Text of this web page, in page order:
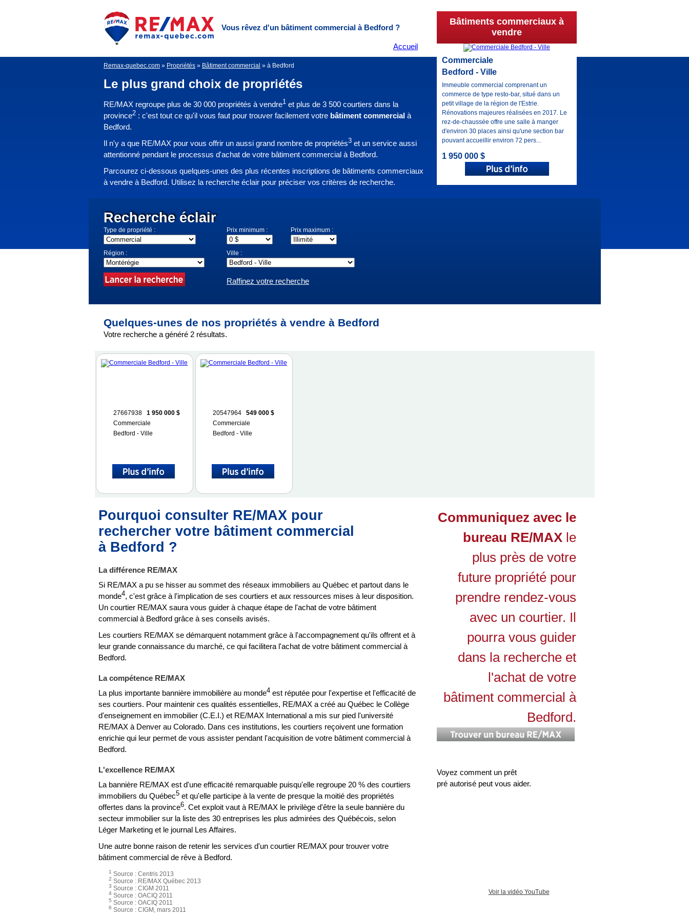
Vous rêvez d'un bâtiment commercial à Bedford ?
Accueil
Remax-quebec.com » Propriétés » Bâtiment commercial » à Bedford
Le plus grand choix de propriétés
RE/MAX regroupe plus de 30 000 propriétés à vendre1 et plus de 3 500 courtiers dans la
province2 : c'est tout ce qu'il vous faut pour trouver facilement votre bâtiment commercial à
Bedford.
Il n'y a que RE/MAX pour vous offrir un aussi grand nombre de propriétés3 et un service aussi
attentionné pendant le processus d'achat de votre bâtiment commercial à Bedford.
Parcourez ci-dessous quelques-unes des plus récentes inscriptions de bâtiments commerciaux
à vendre à Bedford. Utilisez la recherche éclair pour préciser vos critères de recherche.
Bâtiments commerciaux à
vendre
Commerciale
Bedford - Ville
Immeuble commercial comprenant un
commerce de type resto-bar, situé dans un
petit village de la région de l'Estrie.
Rénovations majeures réalisées en 2017. Le
rez-de-chaussée offre une salle à manger
d'environ 30 places ainsi qu'une section bar
pouvant accueillir environ 72 pers...
1 950 000 $
Recherche éclair
Type de propriété : Prix minimum : Prix maximum :
Région : Ville :
Raffinez votre recherche
Quelques-unes de nos propriétés à vendre à Bedford
Votre recherche a généré 2 résultats.
276679381 950 000 $
Commerciale
Bedford - Ville
20547964549 000 $
Commerciale
Bedford - Ville
Pourquoi consulter RE/MAX pour
rechercher votre bâtiment commercial
à Bedford ?
La différence RE/MAX
Si RE/MAX a pu se hisser au sommet des réseaux immobiliers au Québec et partout dans le
monde4, c'est grâce à l'implication de ses courtiers et aux ressources mises à leur disposition.
Un courtier RE/MAX saura vous guider à chaque étape de l'achat de votre bâtiment
commercial à Bedford grâce à ses conseils avisés.
Les courtiers RE/MAX se démarquent notamment grâce à l'accompagnement qu'ils offrent et à
leur grande connaissance du marché, ce qui facilitera l'achat de votre bâtiment commercial à
Bedford.
La compétence RE/MAX
La plus importante bannière immobilière au monde4 est réputée pour l'expertise et l'efficacité de
ses courtiers. Pour maintenir ces qualités essentielles, RE/MAX a créé au Québec le Collège
d'enseignement en immobilier (C.E.I.) et RE/MAX International a mis sur pied l'université
RE/MAX à Denver au Colorado. Dans ces institutions, les courtiers reçoivent une formation
enrichie qui leur permet de vous assister pendant l'acquisition de votre bâtiment commercial à
Bedford.
L'excellence RE/MAX
La bannière RE/MAX est d'une efficacité remarquable puisqu'elle regroupe 20 % des courtiers
immobiliers du Québec5 et qu'elle participe à la vente de presque la moitié des propriétés
offertes dans la province6. Cet exploit vaut à RE/MAX le privilège d'être la seule bannière du
secteur immobilier sur la liste des 30 entreprises les plus admirées des Québécois, selon
Léger Marketing et le journal Les Affaires.
Une autre bonne raison de retenir les services d'un courtier RE/MAX pour trouver votre
bâtiment commercial de rêve à Bedford.
1 Source : Centris 2013
2 Source : RE/MAX Québec 2013
3 Source : CIGM 2011
4 Source : OACIQ 2011
5 Source : OACIQ 2011
6 Source : CIGM, mars 2011
Communiquez avec le
bureau RE/MAX le
plus près de votre
future propriété pour
prendre rendez-vous
avec un courtier. Il
pourra vous guider
dans la recherche et
l'achat de votre
bâtiment commercial à
Bedford.
Voyez comment un prêt
pré autorisé peut vous aider.
Voir la vidéo YouTube